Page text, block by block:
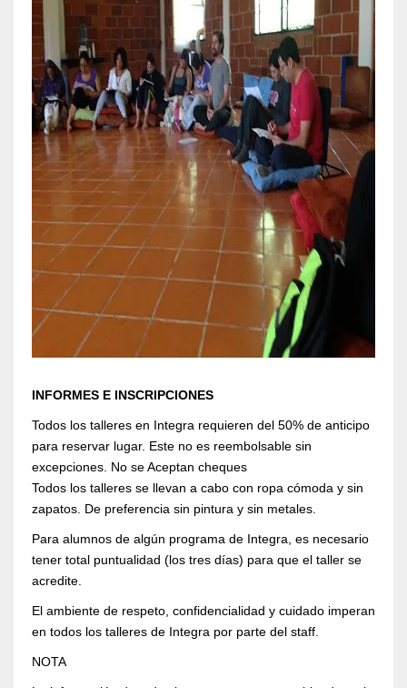
INFORMES E INSCRIPCIONES
Todos los talleres en Integra requieren del 50% de anticipo
para reservar lugar. Este no es reembolsable sin
excepciones. No se Aceptan cheques
Todos los talleres se llevan a cabo con ropa cómoda y sin
zapatos. De preferencia sin pintura y sin metales.
Para alumnos de algún programa de Integra, es necesario
tener total puntualidad (los tres días) para que el taller se
acredite.
El ambiente de respeto, confidencialidad y cuidado imperan
en todos los talleres de Integra por parte del staff.
NOTA